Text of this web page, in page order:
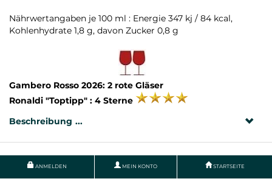
Nährwertangaben je 100 ml : Energie 347 kj / 84 kcal,
Kohlenhydrate 1,8 g, davon Zucker 0,8 g
Gambero Rosso 2026: 2 rote Gläser
Ronaldi "Toptipp" : 4 Sterne
Beschreibung
ANMELDEN MEIN KONTO STARTSEITE